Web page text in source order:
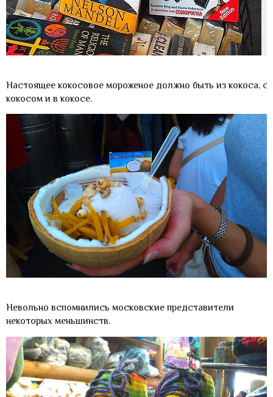
Настоящее кокосовое мороженое должно быть из кокоса, с
кокосом и в кокосе.
Невольно вспомнились московские представители
некоторых меньшинств.